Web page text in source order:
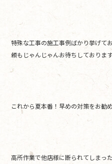
特殊な工事の施工事例ばかり挙げて
頼もじゃんじゃんお待ちしておりま
これから夏本番！早めの対策をお勧
高所作業で他店様に断られてしまっ